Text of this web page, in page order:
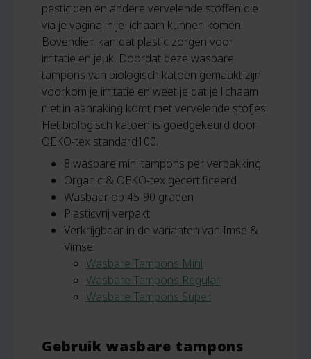
pesticiden en andere vervelende stoffen die
via je vagina in je lichaam kunnen komen.
Bovendien kan dat plastic zorgen voor
irritatie en jeuk. Doordat deze wasbare
tampons van biologisch katoen gemaakt zijn
voorkom je irritatie en weet je dat je lichaam
niet in aanraking komt met vervelende stofjes.
Het biologisch katoen is goedgekeurd door
OEKO-tex standard100.
8 wasbare mini tampons per verpakking
Organic & OEKO-tex gecertificeerd
Wasbaar op 45-90 graden
Plasticvrij verpakt
Verkrijgbaar in de varianten van Imse &
Vimse:
Wasbare Tampons Mini
Wasbare Tampons Regular
Wasbare Tampons Super
Gebruik wasbare tampons